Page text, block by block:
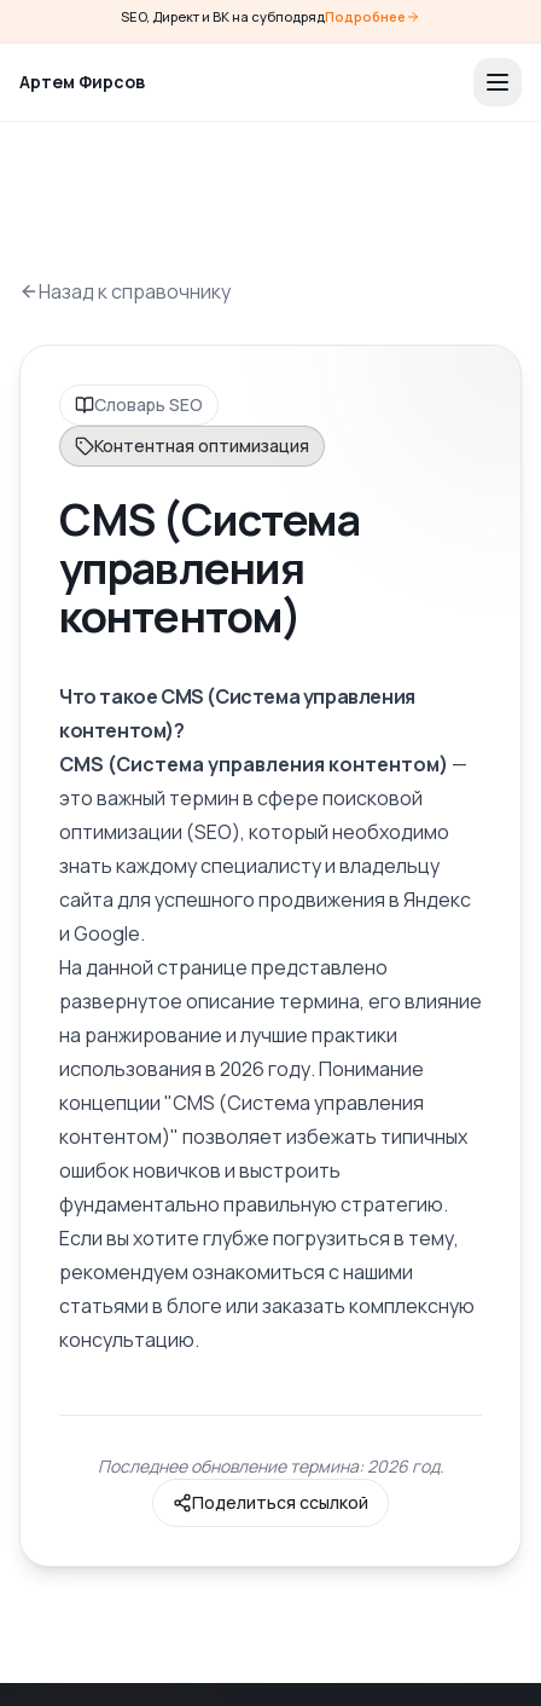
SEO, Директ и ВК на субподрядПодробнее
Артем Фирсов
Назад к справочнику
Словарь SEO
Контентная оптимизация
CMS (Система
управления
контентом)
Что такое CMS (Система управления
контентом)?
CMS (Система управления контентом) —
это важный термин в сфере поисковой
оптимизации (SEO), который необходимо
знать каждому специалисту и владельцу
сайта для успешного продвижения в Яндекс
и Google.
На данной странице представлено
развернутоеописание термина, его влияние
на ранжирование и лучшие практики
использования в 2026 году. Понимание
концепции "CMS (Система управления
контентом)" позволяет избежать типичных
ошибок новичков и выстроить
фундаментально правильную стратегию.
Если вы хотите глубже погрузиться в тему,
рекомендуем ознакомиться с нашими
статьями в блоге или заказать комплексную
консультацию.
Последнее обновление термина: 2026 год.
Поделиться ссылкой